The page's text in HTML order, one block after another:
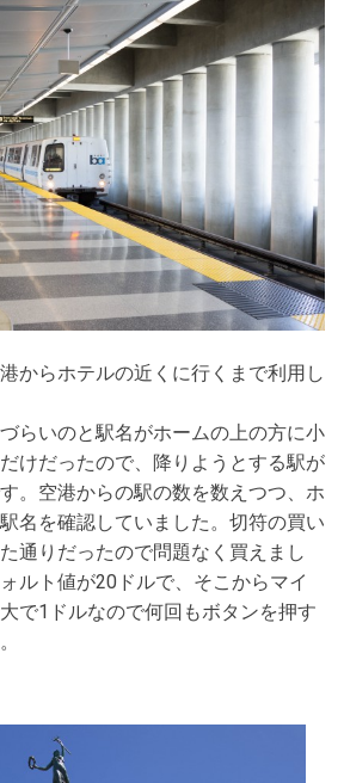
からホテルの近くに行くまで利用し
らいのと駅名がホームの上の方に小
けだったので、降りようとする駅が
。空港からの駅の数を数えつつ、ホ
名を確認していました。切符の買い
通りだったので問題なく買えまし
ルト値が20ドルで、そこからマイ
で1ドルなので何回もボタンを押す